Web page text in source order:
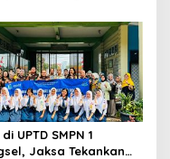
UPTD SMPN 1
Jaksa Tekankan